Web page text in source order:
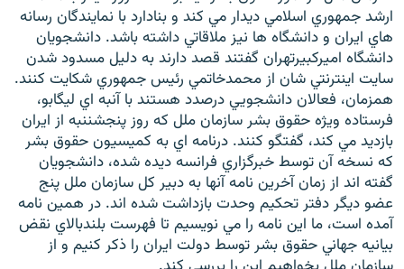
ارشد جمهوري اسلامي ديدار مي کند و بنادارد با نمايندگان رسانه
هاي ايران و دانشگاه ها نيز ملاقاتي داشته باشد. دانشجويان
دانشگاه اميرکبيرتهران گفتند قصد دارند به دليل مسدود شدن
سايت اينترنتي شان از محمدخاتمي رئيس جمهوري شکايت کنند.
همزمان، فعالان دانشجويي درصدد هستند با آنبه اي ليگابو،
فرستاده ويژه حقوق بشر سازمان ملل كه روز پنجشننبه از ايران
بازديد مي كند، گفتگو كنند. درنامه اي به كميسيون حقوق بشر
كه نسخه آن توسط خبرگزاري فرانسه ديده شده، دانشجويان
گفته اند از زمان آخرين نامه آنها به دبير كل سازمان ملل پنج
عضو ديگر دفتر تحكيم وحدت بازداشت شده اند. در همين نامه
آمده است، ما اين نامه را مي نويسيم تا فهرست بلندبالاي نقض
بيانيه جهاني حقوق بشر توسط دولت ايران را ذکر کنيم و از